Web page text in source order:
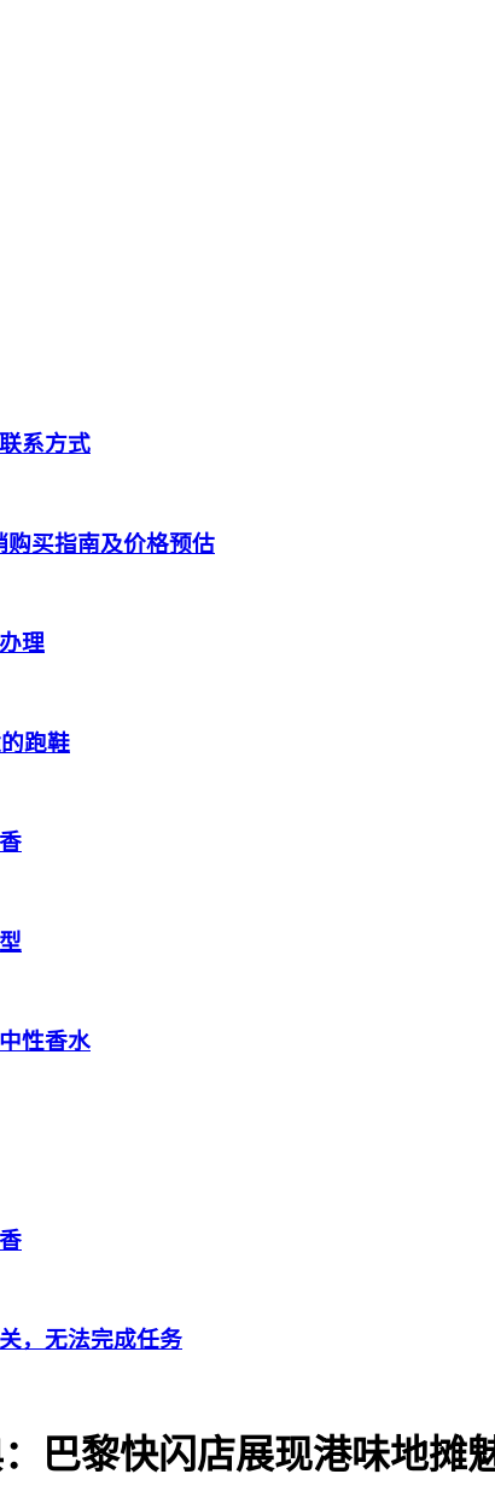
系方式
购买指南及价格预估
理
跑鞋
性香水
，无法完成任务
巴黎快闪店展现港味地摊